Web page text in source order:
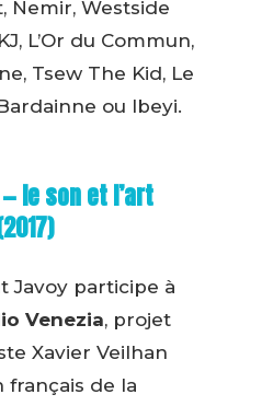
Nemir, Westside
L’Or du Commun,
Tsew The Kid, Le
ou Ibeyi.
le son et l’art
Javoy participe à
Venezia, projet
Xavier Veilhan
français de la